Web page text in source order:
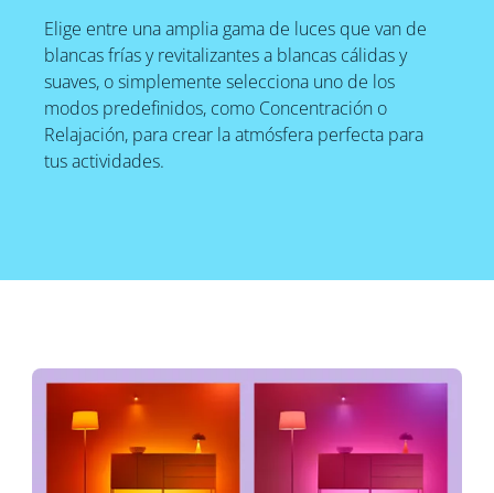
Elige entre una amplia gama de luces que van de
blancas frías y revitalizantes a blancas cálidas y
suaves, o simplemente selecciona uno de los
modos predefinidos, como Concentración o
Relajación, para crear la atmósfera perfecta para
tus actividades.